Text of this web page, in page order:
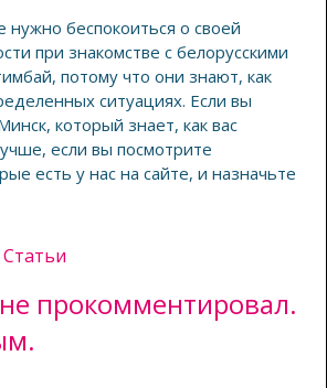
нужно беспокоиться о своей
при знакомстве с белорусскими
потому что они знают, как
ситуациях. Если вы
который знает, как вас
если вы посмотрите
есть у нас на сайте, и назначьте
Статьи
прокомментировал.